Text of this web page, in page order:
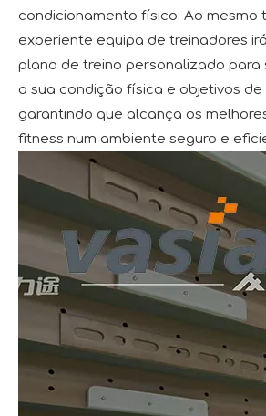
condicionamento físico. Ao mesmo
experiente equipa de treinadores
plano de treino personalizado para
a sua condição física e objetivos de
garantindo que alcança os
fitness num ambiente seguro e